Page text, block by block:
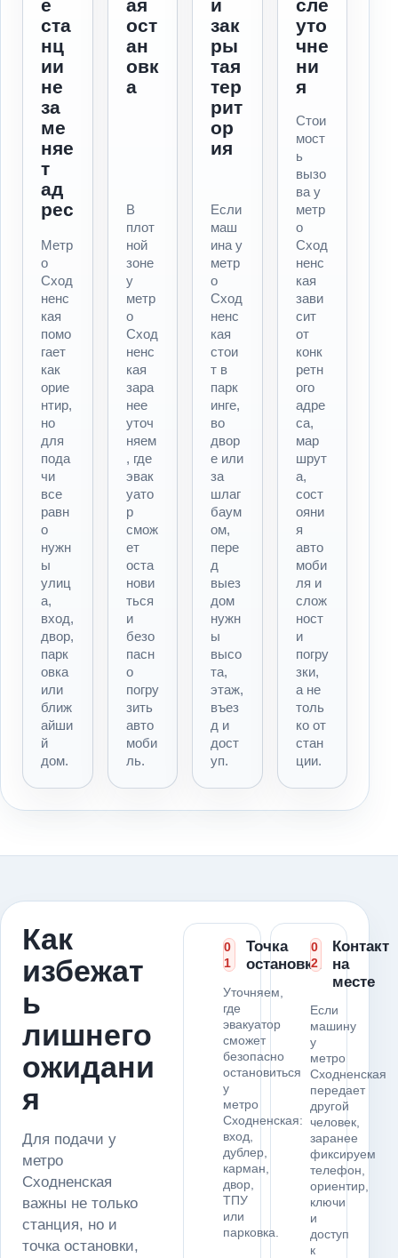
е
ста
нц
ии
не
за
ме
няе
т
ад
рес
Метр
о
Сход
ненс
кая
помо
гает
как
орие
нтир,
но
для
пода
чи
все
равн
о
нужн
ы
улиц
а,
вход,
двор,
парк
овка
или
ближ
айши
й
дом.
ая
ост
ан
овк
а
В
плот
ной
зоне
у
метр
о
Сход
ненс
кая
зара
нее
уточ
няем
, где
эвак
уато
р
смож
ет
оста
нови
ться
и
безо
пасн
о
погру
зить
авто
моби
ль.
и
зак
ры
тая
тер
рит
ор
ия
Если
маш
ина у
метр
о
Сход
ненс
кая
стои
т в
парк
инге,
во
двор
е или
за
шлаг
баум
ом,
пере
д
выез
дом
нужн
ы
высо
та,
этаж,
въез
д и
дост
уп.
сле
уто
чне
ни
я
Стои
мост
ь
вызо
ва у
метр
о
Сход
ненс
кая
зави
сит
от
конк
ретн
ого
адре
са,
мар
шрут
а,
сост
ояни
я
авто
моби
ля и
слож
ност
и
погру
зки,
а не
толь
ко от
стан
ции.
Как
избежат
ь
лишнего
ожидани
я
Для подачи у
метро
Сходненская
важны не только
станция, но и
точка остановки,
0
1
Точка
остановки
Уточняем,
где
эвакуатор
сможет
безопасно
остановиться
у
метро
Сходненская:
вход,
дублер,
карман,
двор,
ТПУ
или
парковка.
0
2
Контакт
на
месте
Если
машину
у
метро
Сходненская
передает
другой
человек,
заранее
фиксируем
телефон,
ориентир,
ключи
и
доступ
к